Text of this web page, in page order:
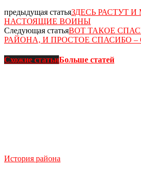
предыдущая статьяЗДЕСЬ РАСТУТ
НАСТОЯЩИЕ ВОИНЫ
Следующая статьяВОТ ТАКОЕ
РАЙОНА, И ПРОСТОЕ СПАСИБО
Схожие статьиБольше статей
История района